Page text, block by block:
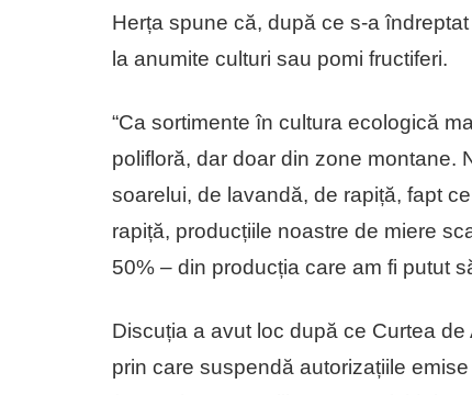
Herța spune că, după ce s-a
la anumite culturi sau pomi fructiferi.
“Ca sortimente în cultura ecologică
polifloră, dar doar din zone montane.
soarelui, de lavandă, de rapiță, fapt
rapiță, producțiile noastre de miere
50% – din producția care am fi putut
Discuția a avut loc după ce Curtea
prin care suspendă autorizațiile